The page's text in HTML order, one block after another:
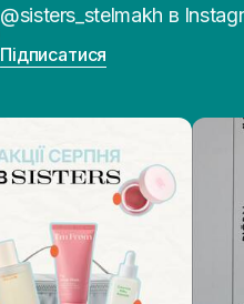
@sisters_stelmakh в
Підписатися